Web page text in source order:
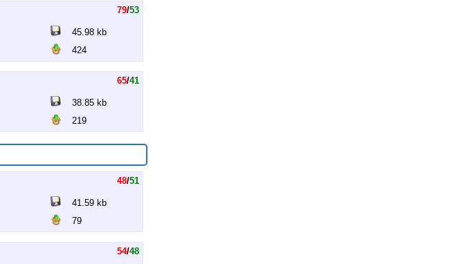
79/53
45.98 kb
424
65/41
38.85 kb
219
48/51
41.59 kb
79
54/48